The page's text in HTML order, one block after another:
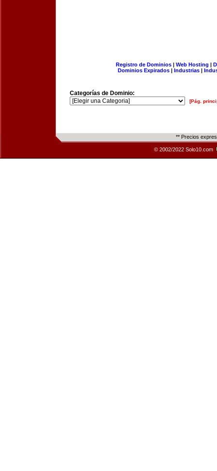
Registro de Dominios| Web Hosting |
Dominios Expirados | Industrias |
Categorías de Dominio:
[Pág.
** Precios
© 2002/2022 Solo10.com